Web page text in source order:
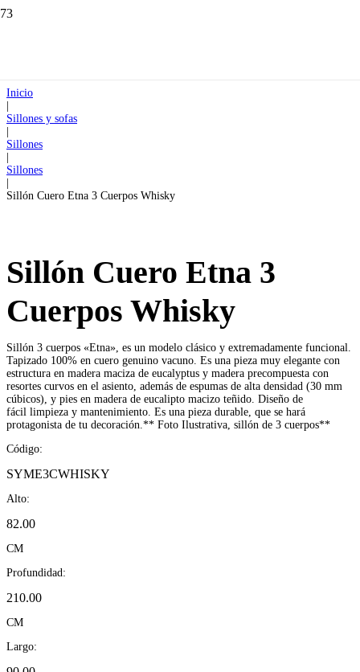
Inicio
Sillones y sofas
Sillones
Sillones
Sillón Cuero Etna 3 Cuerpos Whisky
Sillón Cuero Etna 3
Cuerpos Whisky
Sillón 3 cuerpos «Etna», es un modelo clásico y extremadamente funcional.
Tapizado 100% en cuero genuino vacuno. Es una pieza muy elegante con
estructura en madera maciza de eucalyptus y madera precompuesta con
resortes curvos en el asiento, además de espumas de alta densidad (30 mm
cúbicos), y pies en madera de eucalipto macizo teñido. Diseño de
fácil limpieza y mantenimiento. Es una pieza durable, que se hará
protagonista de tu decoración.** Foto Ilustrativa, sillón de 3 cuerpos**
Código:
SYME3CWHISKY
Alto:
82.00
CM
Profundidad:
210.00
CM
Largo: